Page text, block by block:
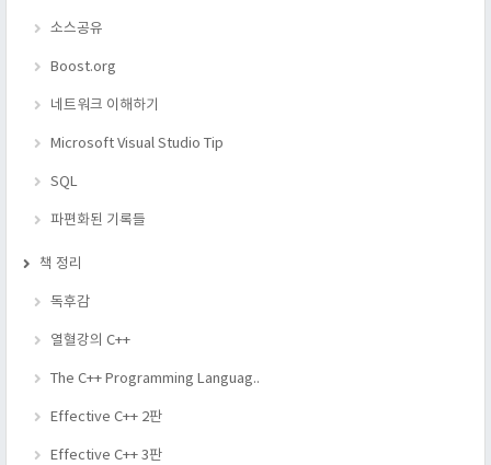
소스공유
Boost.org
네트워크 이해하기
Microsoft Visual Studio Tip
SQL
파편화된 기록들
책 정리
독후감
열혈강의 C++
The C++ Programming Languag..
Effective C++ 2판
Effective C++ 3판